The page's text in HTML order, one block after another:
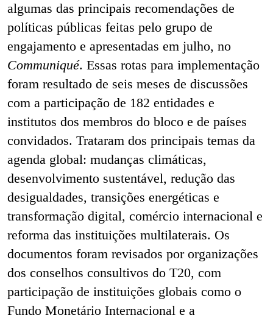
algumas das principais recomendações de
políticas públicas feitas pelo grupo de
engajamento e apresentadas em julho, no
Communiqué. Essas rotas para implementação
foram resultado de seis meses de discussões
com a participação de 182 entidades e
institutos dos membros do bloco e de países
convidados. Trataram dos principais temas da
agenda global: mudanças climáticas,
desenvolvimento sustentável, redução das
desigualdades, transições energéticas e
transformação digital, comércio internacional e
reforma das instituições multilaterais. Os
documentos foram revisados por organizações
dos conselhos consultivos do T20, com
participação de instituições globais como o
Fundo Monetário Internacional e a